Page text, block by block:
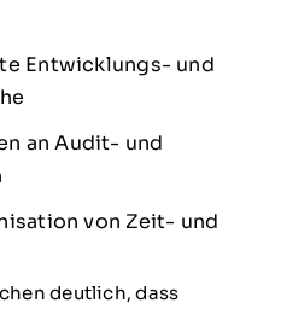
Entwicklungs- und
an Audit- und
von Zeit- und
deutlich, dass